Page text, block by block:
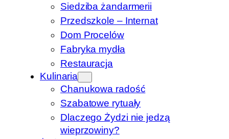
Siedziba żandarmerii
Przedszkole – Internat
Dom Procelów
Fabryka mydła
Restauracja
Kulinaria
Chanukowa radość
Szabatowe rytuały
Dlaczego Żydzi nie jedzą
wieprzowiny?